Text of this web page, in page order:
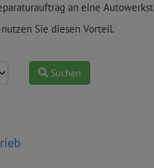
an eine
Sie diesen Vorteil.
Suchen